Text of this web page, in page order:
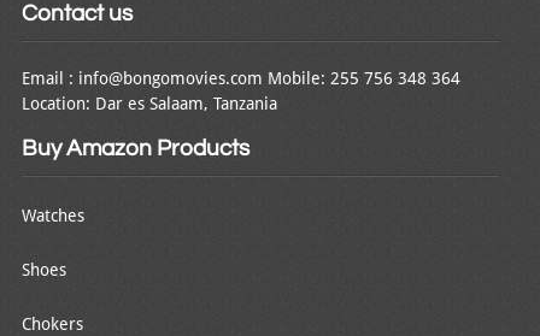
Contact us
Email : info@bongomovies.com Mobile: 255 756 348 364
Location: Dar es Salaam, Tanzania
Buy Amazon Products
Watches
Shoes
Chokers